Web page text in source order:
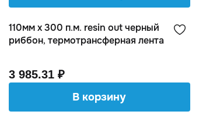
110мм х 300 п.м. resin out черный
риббон, термотрансферная лента
3 985.31 ₽
В корзину